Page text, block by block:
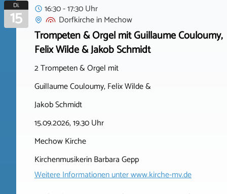
Di.
15
16:30 - 17:30 Uhr
DorfkircheinMechow
Trompeten & Orgel mit Guillaume Couloumy,
Felix Wilde & Jakob Schmidt
2 Trompeten & Orgel mit
Guillaume Couloumy, Felix Wilde &
Jakob Schmidt
15.09.2026, 19.30 Uhr
Mechow Kirche
Kirchenmusikerin Barbara Gepp
Weitere Informationen unterwww.kirche-mv.de